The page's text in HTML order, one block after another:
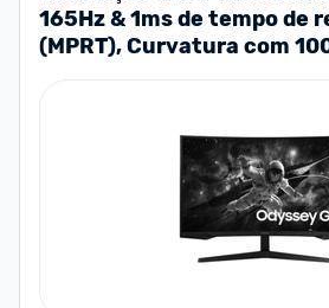
165Hz & 1ms de tempo de
(MPRT), Curvatura com